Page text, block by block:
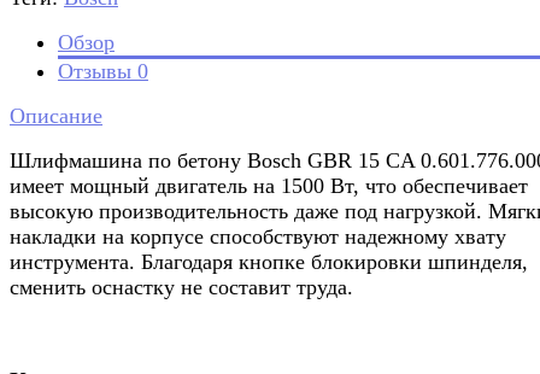
Обзор
Отзывы 0
Описание
Шлифмашина по бетону Bosch GBR 15 CA
имеет мощный двигатель на 1500 Вт, что обеспечивает
высокую производительность даже под нагрузкой.
накладки на корпусе способствуют надежному хвату
инструмента. Благодаря кнопке блокировки шпинделя,
сменить оснастку не составит труда.